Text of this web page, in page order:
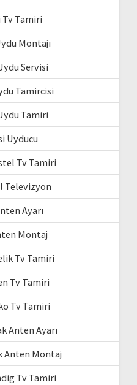
Tv Tamiri
Montajı
Servisi
Tamircisi
Tamiri
Uyducu
Tv Tamiri
Televizyon
Ayarı
Montaj
Tv Tamiri
Tv Tamiri
Tv Tamiri
Anten Ayarı
Anten Montaj
Tv Tamiri